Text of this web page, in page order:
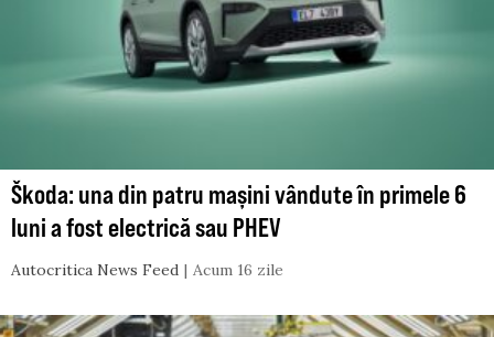
Škoda: una din patru mașini vândute în primele 6
luni a fost electrică sau PHEV
Autocritica News Feed Acum 16 zile